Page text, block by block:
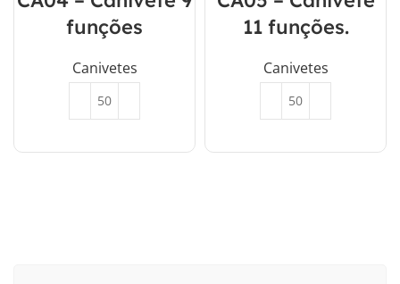
funções
Canivetes
11 funções.
Canivetes